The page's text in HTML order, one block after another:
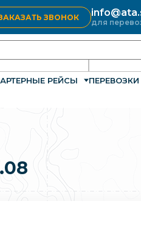
ЗВОНОК
для
РЕЙСЫ